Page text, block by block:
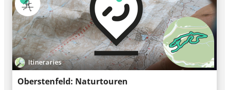
Itineraries
Oberstenfeld: Naturtouren